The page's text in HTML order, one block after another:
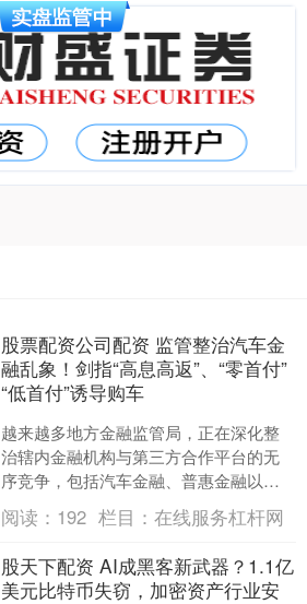
股票配资公司配资 监管整治汽车金
融乱象！剑指“高息高返”、“零首付”
“低首付”诱导购车
越来越多地方金融监管局，正在深化整
治辖内金融机构与第三方合作平台的无
序竞争，包括汽车金融、普惠金融以及
与第三方机构各类合作等。汽车金融领
域股票配资公司配资，“高....
阅读： 192 栏目：在线服务杠杆网
股天下配资 AI成黑客新武器？1.1亿
美元比特币失窃，加密资产行业安